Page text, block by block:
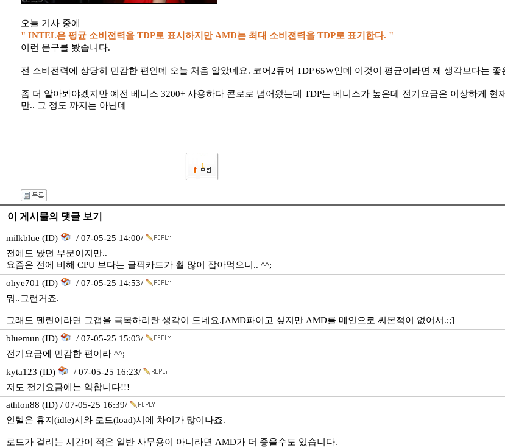
오늘 기사 중에
" INTEL은 평균 소비전력을 TDP로 표시하지만 AMD는 최대 소비전력을 TDP로 표기한다. "
이런 문구를 봤습니다.
전 소비전력에 상당히 민감한 편인데 오늘 처음 알았네요. 코어2듀어 TDP 65W인데 이것이 평균이라면 제 생각보다는 좋
좀 더 알아봐야겠지만 예전 베니스 3200+ 사용하다 콘로로 넘어왔는데 TDP는 베니스가 높은데 전기요금은 이상하게
만.. 그 정도 까지는 아닌데
1
이 게시물의 댓글 보기
milkblue (ID)
/ 07-05-25 14:00/
전에도 봤던 부분이지만..
요즘은 전에 비해 CPU 보다는 글픽카드가 훨 많이 잡아먹으니.. ^^;
ohye701 (ID)
/ 07-05-25 14:53/
뭐..그런거죠.
그래도 펜린이라면 그갭을 극복하리란 생각이 드네요.[AMD파이고 싶지만 AMD를 메인으로 써본적이 없어서.;;]
bluemun (ID)
/ 07-05-25 15:03/
전기요금에 민감한 편이라 ^^;
kyta123 (ID)
/ 07-05-25 16:23/
저도 전기요금에는 약합니다!!!
athlon88 (ID) / 07-05-25 16:39/
인텔은 휴지(idle)시와 로드(load)시에 차이가 많이나죠.
로드가 걸리는 시간이 적은 일반 사무용이 아니라면 AMD가 더 좋을수도 있습니다.